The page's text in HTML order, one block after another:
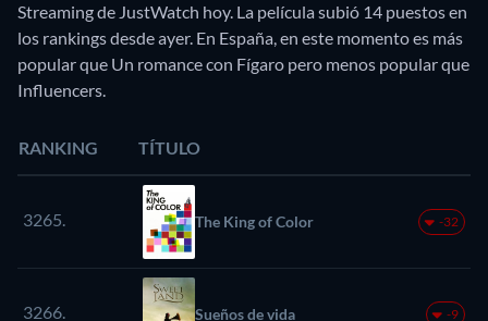
Streaming de JustWatch hoy. La película subió 14 puestos en
los rankings desde ayer. En España, en este momento es más
popular que Un romance con Fígaro pero menos popular que
Influencers.
RANKING TÍTULO
3265. The King of Color -32
3266. Sueños de vida -9